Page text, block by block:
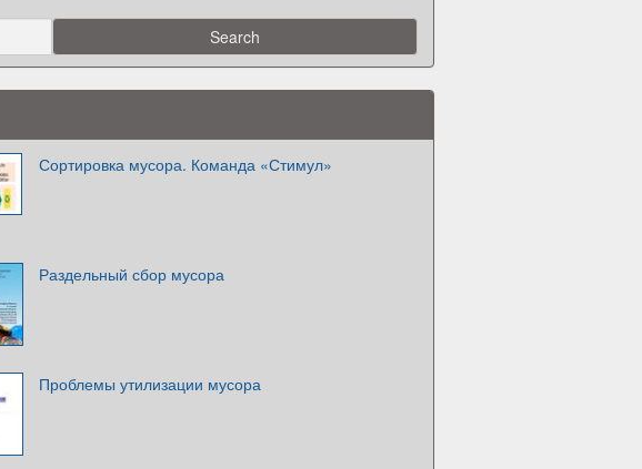
Сортировка мусора. Команда «Стимул»
Раздельный сбор мусора
Проблемы утилизации мусора